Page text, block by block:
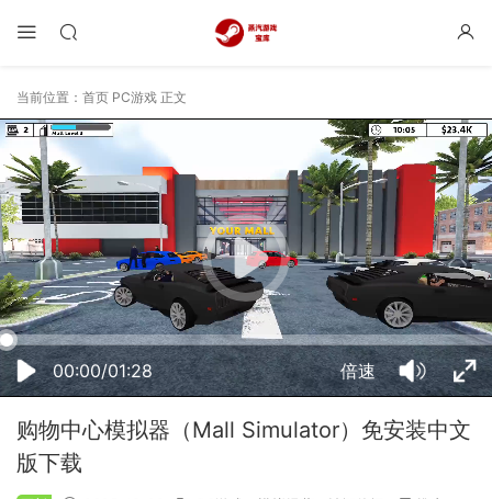
当前位置： 首页 PC游戏 正文
00:00/01:28 倍速
50% 75% 100%
购物中心模拟器（Mall Simulator）免安装中文
版下载